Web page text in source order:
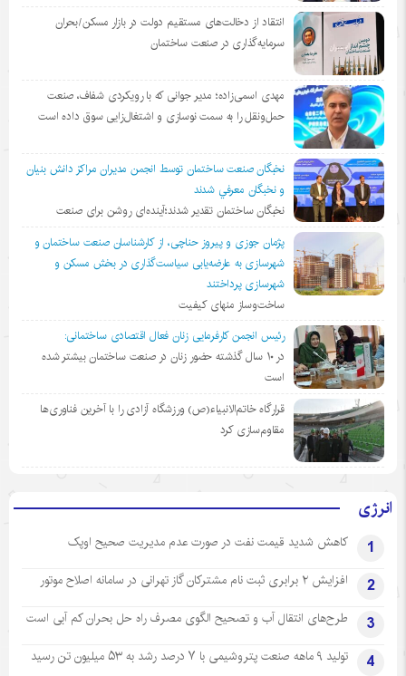
انتقاد از دخالت‌های مستقیم دولت در بازار مسکن/بحران
سرمایه‌گذاری در صنعت ساختمان
مهدی اسمی‌زاده؛ مدیر جوانی که با رویکردی شفاف، صنعت
حمل‌ونقل را به سمت نوسازی و اشتغال‌زایی سوق داده است
نخبگان صنعت ساختمان توسط انجمن مديران مراكز دانش بنيان
و نخبگان معرفي شدند
نخبگان ساختمان تقدیر شدند؛آینده‌ای روشن برای صنعت
پژمان جوزی و پیروز حناچی، از کارشناسان صنعت ساختمان و
شهرسازی به عارضه‌یابی سیاست‌گذاری در بخش مسکن و
شهرسازی پرداختند
ساخت‌وساز منهای کیفیت
رئیس انجمن کارفرمایی زنان فعال اقتصادی ساختمانی:
در ١٠ سال گذشته حضور زنان در صنعت ساختمان بیشتر شده
است
قرارگاه خاتم‌الانبیاء(ص) ورزشگاه آزادی را با آخرین فناوری‌ها
مقاوم‌سازی کرد
انرژی
1 کاهش شدید قیمت نفت در صورت عدم مدیریت صحیح اوپک
2 افزایش ۲ برابری ثبت نام مشترکان گاز تهرانی‌ در سامانه اصلاح موتور
3 طرح‌های انتقال آب و تصحیح الگوی مصرف راه حل بحران کم آبی است
4 تولید ۹ ماهه صنعت پتروشیمی با ۷ درصد رشد به ۵۳ میلیون تن رسید